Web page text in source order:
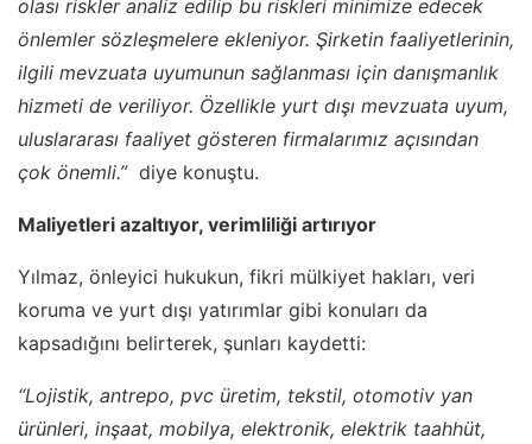
olası riskler analiz edilip bu riskleri minimize edecek
önlemler sözleşmelere ekleniyor. Şirketin faaliyetlerinin,
ilgili mevzuata uyumunun sağlanması için danışmanlık
hizmeti de veriliyor. Özellikle yurt dışı mevzuata uyum,
uluslararası faaliyet gösteren firmalarımız açısından
çok önemli.”diye konuştu.
Maliyetleri azaltıyor, verimliliği artırıyor
Yılmaz, önleyici hukukun, fikri mülkiyet hakları, veri
koruma ve yurt dışı yatırımlar gibi konuları da
kapsadığını belirterek, şunları kaydetti:
“Lojistik, antrepo, pvc üretim, tekstil, otomotiv yan
ürünleri, inşaat, mobilya, elektronik, elektrik taahhüt,